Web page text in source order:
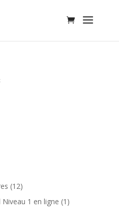
1212
produits
1 en ligne 1 1